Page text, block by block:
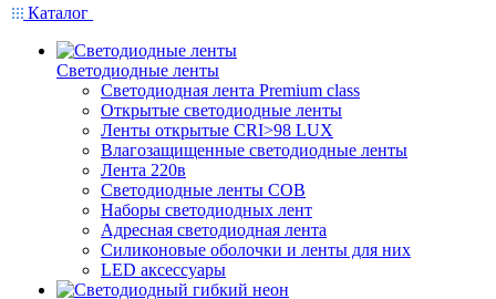
Каталог
Светодиодные ленты
Светодиодная лента Premium class
Открытые светодиодные ленты
Ленты открытые CRI>98 LUX
Влагозащищенные светодиодные ленты
Лента 220в
Светодиодные ленты COB
Наборы светодиодных лент
Адресная светодиодная лента
Силиконовые оболочки и ленты для них
LED аксессуары